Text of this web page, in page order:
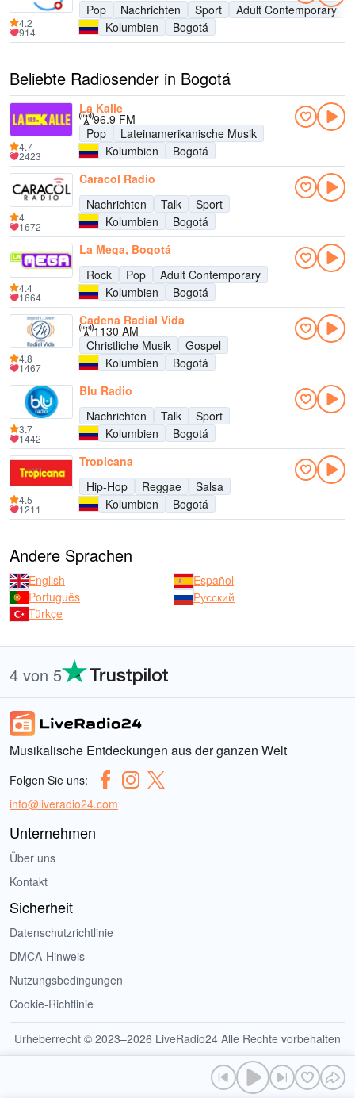
Pop
Nachrichten Sport
Adult Contemporary
Kolumbien
Bogotá
4.2
914
Beliebte Radiosender in Bogotá
La Kalle
96.9 FM
Pop
Lateinamerikanische Musik
Kolumbien
Bogotá
4.7
2423
Caracol Radio
Nachrichten
Talk
Sport
Kolumbien
Bogotá
4
1672
La Mega, Bogotá
Rock
Pop
Adult Contemporary
Kolumbien
Bogotá
4.4
1664
Cadena Radial Vida
1130 AM
Christliche Musik
Gospel
Kolumbien
Bogotá
4.8
1467
Blu Radio
Nachrichten
Talk
Sport
Kolumbien
Bogotá
3.7
1442
Tropicana
Hip-Hop
Reggae
Salsa
Kolumbien
Bogotá
4.5
1211
Andere Sprachen
English
Español
Português
Русский
Türkçe
4 von 5
Musikalische Entdeckungen aus der ganzen Welt
Folgen Sie uns:
info@liveradio24.com
Unternehmen
Über uns
Kontakt
Sicherheit
Datenschutzrichtlinie
DMCA-Hinweis
Nutzungsbedingungen
Cookie-Richtlinie
Urheberrecht © 2023–2026 LiveRadio24 Alle Rechte vorbehalten